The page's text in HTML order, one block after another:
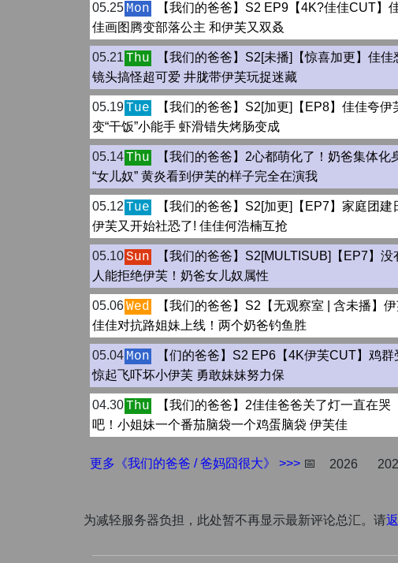
05.25 Mon
【我们的爸爸】S2 EP9【4K?佳佳CUT】
佳画图腾变部落公主 和伊芙又双叒
05.21 Thu
【我们的爸爸】S2[未播]【惊喜加更】佳佳
镜头搞怪超可爱 井胧带伊芙玩捉迷藏
05.19 Tue
【我们的爸爸】S2[加更]【EP8】佳佳夸伊
变“干饭”小能手 虾滑错失烤肠变成
05.14 Thu
【我们的爸爸】2心都萌化了！奶爸集体化
“女儿奴” 黄炎看到伊芙的样子完全在演我
05.12 Tue
【我们的爸爸】S2[加更]【EP7】家庭团建
伊芙又开始社恐了! 佳佳何浩楠互抢
05.10Sun
【我们的爸爸】S2[MULTISUB]【EP7】没
人能拒绝伊芙！奶爸女儿奴属性
05.06Wed
【我们的爸爸】S2【无观察室 | 含未播】
佳佳对抗路姐妹上线！两个奶爸钓鱼胜
05.04 Mon
【们的爸爸】S2 EP6【4K伊芙CUT】鸡群
惊起飞吓坏小伊芙 勇敢妹妹努力保
04.30 Thu
【我们的爸爸】2佳佳爸爸关了灯一直在哭
吧！小姐妹一个番茄脑袋一个鸡蛋脑袋 伊芙佳
更多《我们的爸爸 / 爸妈囧很大》 >>> 📅 2026
为减轻服务器负担，此处暂不再显示最新评论总汇。请